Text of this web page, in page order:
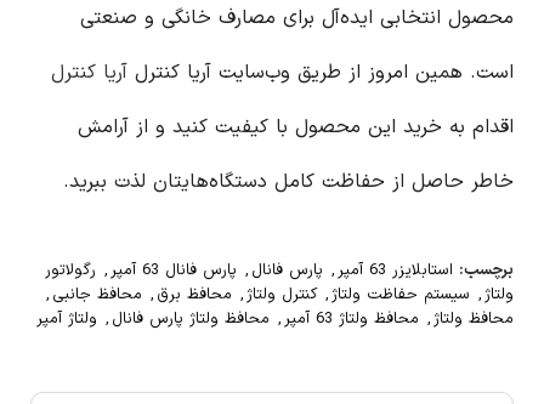
محصول انتخابی ایده‌آل برای مصارف خانگی و صنعتی
است. همین امروز از طریق وب‌سایت آریا کنترل آریا کنترل
اقدام به خرید این محصول با کیفیت کنید و از آرامش
خاطر حاصل از حفاظت کامل دستگاه‌هایتان لذت ببرید.
برچسب: استابلایزر 63 آمپر , پارس فانال , پارس فانال 63 آمپر , رگولاتور
ولتاژ , سیستم حفاظت ولتاژ , کنترل ولتاژ , محافظ برق , محافظ جانبی ,
محافظ ولتاژ , محافظ ولتاژ 63 آمپر , محافظ ولتاژ پارس فانال , ولتاژ آمپر